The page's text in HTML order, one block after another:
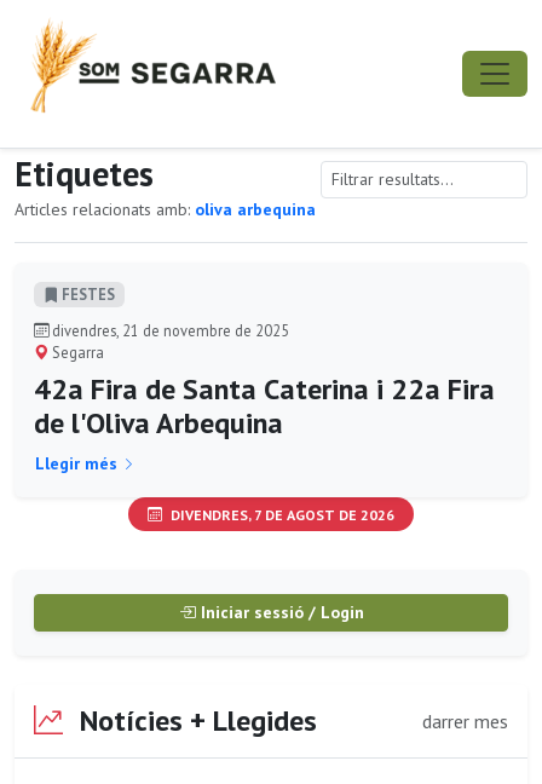
Etiquetes
Articles relacionats amb: oliva arbequina
FESTES
divendres, 21 de novembre de 2025
Segarra
42a Fira de Santa Caterina i 22a Fira
de l'Oliva Arbequina
Llegir més
DIVENDRES, 7 DE AGOST DE 2026
Iniciar sessió / Login
Notícies + Llegides darrer mes